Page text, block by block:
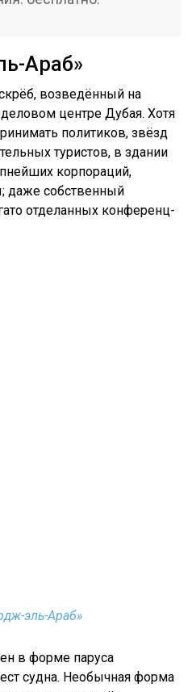
Араб»
возведённый на
центре Дубая. Хотя
политиков, звёзд
туристов, в здании
корпораций,
даже собственный
отделанных конференц-
эль-Араб»
в форме паруса
судна. Необычная форма